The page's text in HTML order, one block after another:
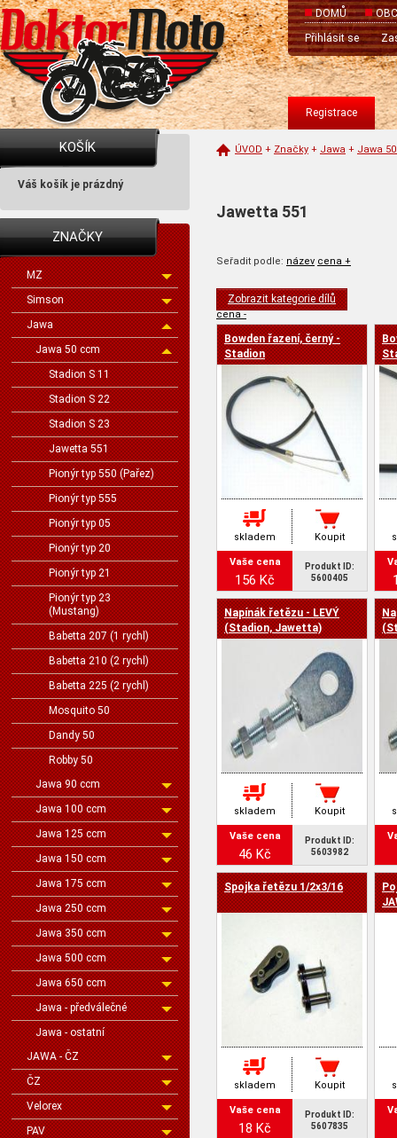
DOMŮ
Přihlásit se
Registrace
KOŠÍK
Váš košík je prázdný
ZNAČKY
MZ
Simson
Jawa
Jawa 50 ccm
Stadion S 11
Stadion S 22
Stadion S 23
Jawetta 551
Pionýr typ 550 (Pařez)
Pionýr typ 555
Pionýr typ 05
Pionýr typ 20
Pionýr typ 21
Pionýr typ 23
(Mustang)
Babetta 207 (1 rychl)
Babetta 210 (2 rychl)
Babetta 225 (2 rychl)
Mosquito 50
Dandy 50
Robby 50
Jawa 90 ccm
Jawa 100 ccm
Jawa 125 ccm
Jawa 150 ccm
Jawa 175 ccm
Jawa 250 ccm
Jawa 350 ccm
Jawa 500 ccm
Jawa 650 ccm
Jawa - předválečné
Jawa - ostatní
JAWA - ČZ
ČZ
Velorex
PAV
ÚVOD + Značky + Jawa + Jawa
Jawetta 551
Seřadit podle: název cena +
cena -
Zobrazit kategorie dílů
Bowden řazení, černý -
Stadion
skladem Koupit
Vaše cena
156 Kč
Produkt ID:
5600405
Napínák řetězu - LEVÝ
(Stadion, Jawetta)
skladem Koupit
Vaše cena
46 Kč
Produkt ID:
5603982
Spojka řetězu 1/2x3/16
skladem Koupit
Vaše cena
18 Kč
Produkt ID:
5607835